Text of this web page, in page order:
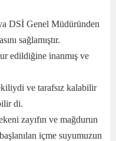
DSİ Genel Müdüründen
sağlamıştır.
edildiğine inanmış ve
ve tarafsız kalabilir
di.
zayıfın ve mağdurun
içme suyumuzun